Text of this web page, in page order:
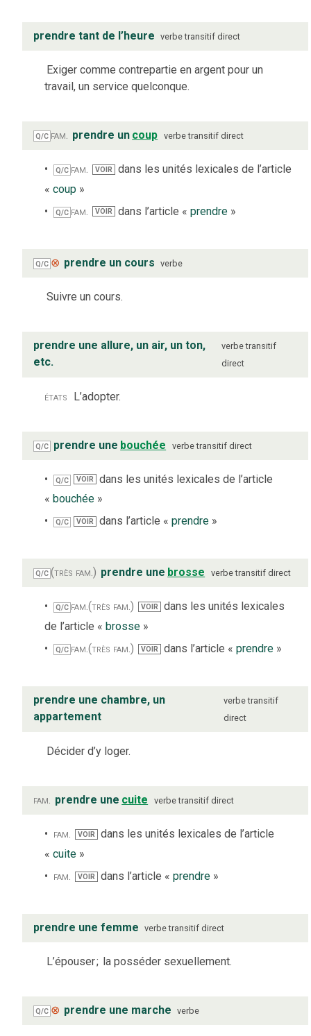
prendre tant de l’heure verbe transitif direct
Exiger comme contrepartie en argent pour un
travail, un service quelconque.
Q/C fam. prendre un coup verbe transitif direct
Q/C fam. VOIR
dans les unités lexicales de l’article
« coup »
Q/C fam. VOIR dans l’article «prendre »
Q/C ⊗ prendre un cours verbe
Suivre un cours.
prendre une allure, un air, un ton,
etc.
verbe transitif
direct
états L’adopter.
Q/C prendre une bouchée verbe transitif direct
Q/C VOIR
dans les unités lexicales de l’article
« bouchée »
Q/C VOIR dans l’article «prendre »
Q/C (très fam.) prendre une brosse verbe transitif direct
Q/C fam.(très fam.) VOIR
dans les unités lexicales
de l’article « brosse »
Q/C fam.(très fam.) VOIR dans l’article «prendre »
prendre une chambre, un
appartement
verbe transitif
direct
Décider d’y loger.
fam. prendre une cuite verbe transitif direct
fam. VOIR dans les unités lexicales de l’article
« cuite »
fam.
VOIR dans l’article « prendre»
prendre une femme verbe transitif direct
L’épouser; la posséder sexuellement.
Q/C ⊗ prendre une marche verbe